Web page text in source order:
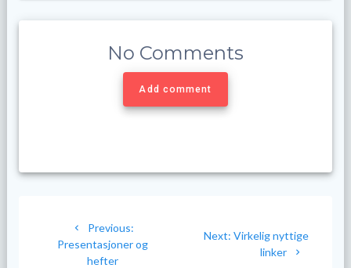
No Comments
Add comment
Previous:
post:
Presentasjoner og
hefter
Next: Next
Virkelig nyttige
linker